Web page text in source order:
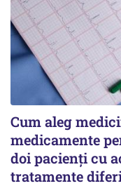
Cum aleg
medicamente
doi pacienți cu
tratamente